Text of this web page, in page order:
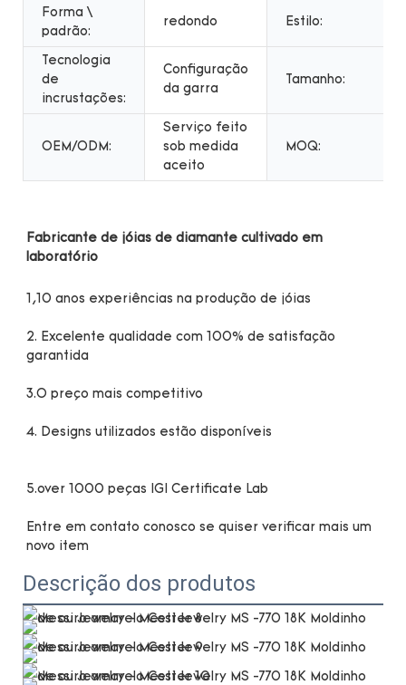
Forma \
padrão:
redondo Estilo:
Tecnologia
de
incrustações:
Configuração
da garra
Tamanho:
OEM/ODM:
Serviço feito
sob medida
aceito
MOQ:
Fabricante de jóias de diamante cultivado em
2. Excelente qualidade com 100% de satisfação
Entre em contato conosco se quiser verificar mais um
Descrição dos produtos